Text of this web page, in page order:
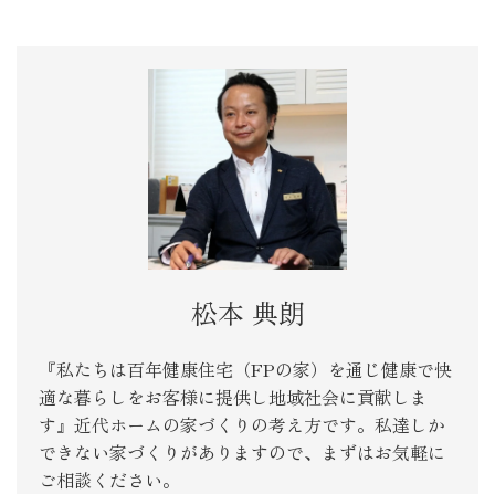
松本 典朗
『私たちは百年健康住宅（FPの家）を通じ健康で快
適な暮らしをお客様に提供し地域社会に貢献しま
す』近代ホームの家づくりの考え方です。私達しか
できない家づくりがありますので、まずはお気軽に
ご相談ください。